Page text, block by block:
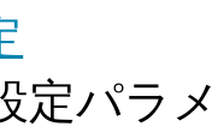
定パラ